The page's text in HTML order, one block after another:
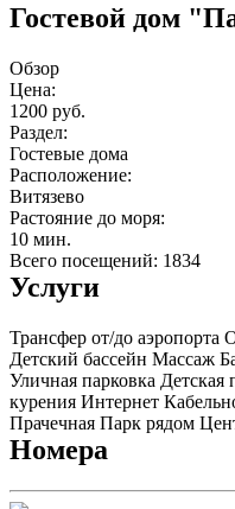
Гостевой дом
Обзор
Цена:
1200 руб.
Раздел:
Гостевые дома
Расположение:
Витязево
Растояние до моря:
10 мин.
Всего посещений: 1834
Услуги
Трансфер от/до аэропорта
Детский бассейн Массаж
Уличная парковка Детская
курения Интернет
Прачечная Парк рядом
Номера